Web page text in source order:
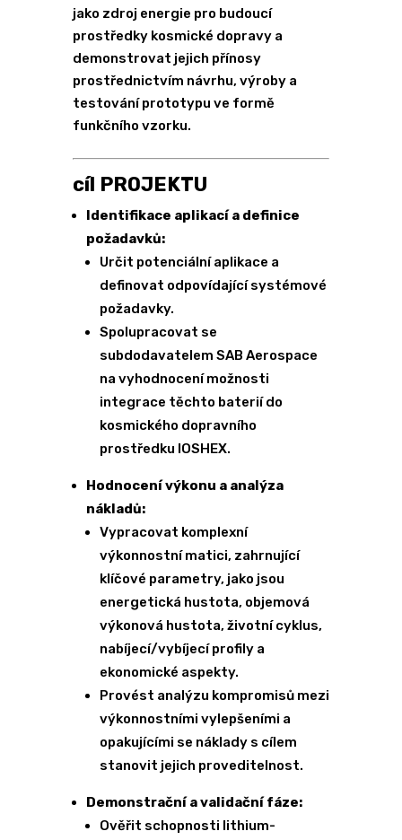
jako zdroj energie pro budoucí
prostředky kosmické dopravy a
demonstrovat jejich přínosy
prostřednictvím návrhu, výroby a
testování prototypu ve formě
funkčního vzorku.
cíl PROJEKTU
Identifikace aplikací a definice
požadavků:
Určit potenciální aplikace a
definovat odpovídající systémové
požadavky.
Spolupracovat se
subdodavatelem SAB Aerospace
na vyhodnocení možnosti
integrace těchto baterií do
kosmického dopravního
prostředku IOSHEX.
Hodnocení výkonu a analýza
nákladů:
Vypracovat komplexní
výkonnostní matici, zahrnující
klíčové parametry, jako jsou
energetická hustota, objemová
výkonová hustota, životní cyklus,
nabíjecí/vybíjecí profily a
ekonomické aspekty.
Provést analýzu kompromisů mezi
výkonnostními vylepšeními a
opakujícími se náklady s cílem
stanovit jejich proveditelnost.
Demonstrační a validační fáze:
Ověřit schopnosti lithium-